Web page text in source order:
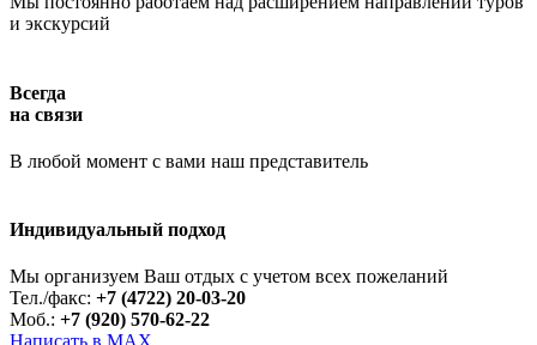
и экскурсий
Всегда
на связи
В любой момент с вами наш представитель
Индивидуальный подход
Мы организуем Ваш отдых с учетом всех пожеланий
Тел./факс: +7 (4722) 20-03-20
Моб.: +7 (920) 570-62-22